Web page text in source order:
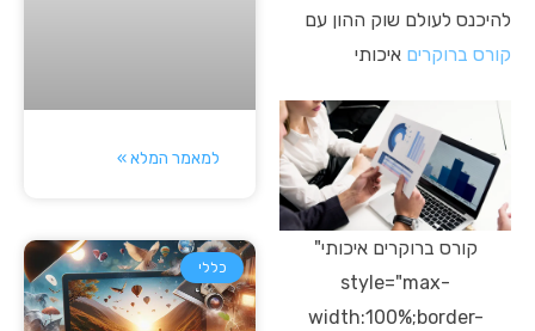
להיכנס לעולם שוק ההון עם
קורס ברוקרים איכותי
קורס ברוקרים איכותי"
style="max-
width:100%;border-
למאמר המלא »
כללי